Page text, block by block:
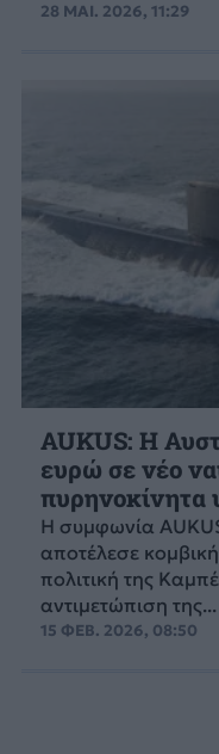
28 ΜΑΙ. 2026, 11:29
AUKUS: Η
ευρώ σε νέο
πυρηνοκίνητα
Η συμφωνία
αποτέλεσε
πολιτική της
αντιμετώπιση της...
15 ΦΕΒ. 2026, 08:50